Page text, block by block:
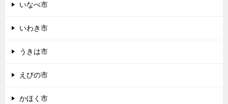
いなべ市
いわき市
うきは市
えびの市
かほく市